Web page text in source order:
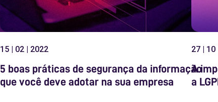
15 | 02 | 2022
5 boas práticas de segurança da informação
que você deve adotar na sua empresa
27 | 10
A
a